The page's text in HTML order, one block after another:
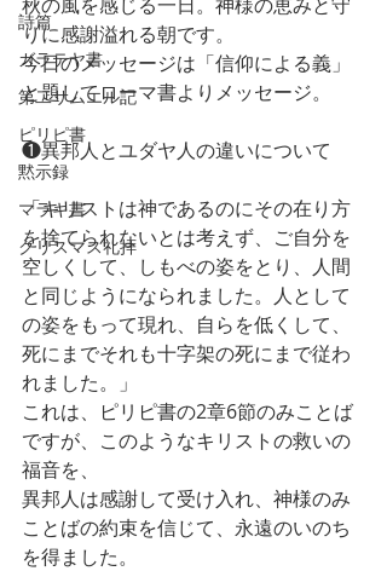
詩篇
ガラテヤ書
第二サムエル記
ピリピ書
黙示録
マラキ書
クリスマス礼拝
りに感謝溢れる朝です。
今日のメッセージは「信仰による義」
と題してローマ書よりメッセージ。
❶異邦人とユダヤ人の違いについて
「キリストは神であるのにその在り方
を捨てられないとは考えず、ご自分を
空しくして、しもべの姿をとり、人間
と同じようになられました。人として
の姿をもって現れ、自らを低くして、
死にまでそれも十字架の死にまで従わ
れました。」
これは、ピリピ書の2章6節のみことば
ですが、このようなキリストの救いの
福音を、
異邦人は感謝して受け入れ、神様のみ
ことばの約束を信じて、永遠のいのち
を得ました。